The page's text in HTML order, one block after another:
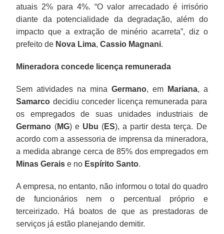
atuais 2% para 4%. “O valor arrecadado é irrisório
diante da potencialidade da degradação, além do
impacto que a extração de minério acarreta”, diz o
prefeito de Nova Lima,Cassio Magnani.
Mineradora concede licença remunerada
Sem atividades na mina Germano, em Mariana, a
Samarco decidiu conceder licença remunerada para
os empregados de suas unidades industriais de
Germano (MG) e Ubu (ES), a partir desta terça. De
acordo com a assessoria de imprensa da mineradora,
a medida abrange cerca de 85% dos empregados em
Minas Gerais e no Espírito Santo.
A empresa, no entanto, não informou o total do quadro
de funcionários nem o percentual próprio e
terceirizado. Há boatos de que as prestadoras de
serviços já estão planejando demitir.